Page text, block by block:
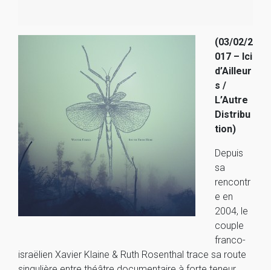
(03/02/2
017 – Ici
d’Ailleur
s /
L’Autre
Distribu
tion)
Depuis
sa
rencontr
e en
2004, le
couple
franco-
israëlien Xavier Klaine & Ruth Rosenthal trace sa route